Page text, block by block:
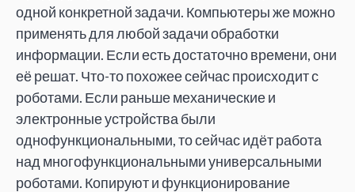
одной конкретной задачи. Компьютеры же можно
применять для любой задачи обработки
информации. Если есть достаточно времени, они
её решат. Что-то похожее сейчас происходит с
роботами. Если раньше механические и
электронные устройства были
однофункциональными, то сейчас идёт работа
над многофункциональными универсальными
роботами. Копируют и функционирование